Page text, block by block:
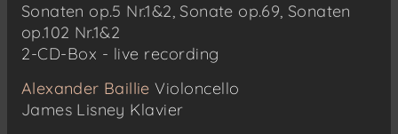
Sonaten op.5 Nr.1&2, Sonate op.69, Sonaten
op.102 Nr.1&2
2-CD-Box - live recording
Alexander Baillie Violoncello
James Lisney Klavier